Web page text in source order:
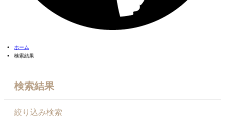
ホーム
検索結果
検索結果
絞り込み検索